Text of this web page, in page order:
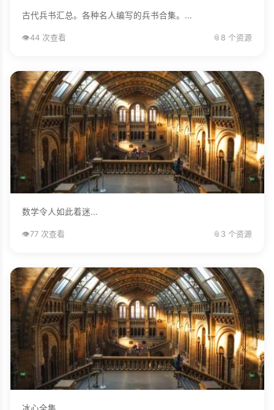
古代兵书汇总。各种名人编写的兵书合集。...
👁️44 次查看 📎 8 个资源
数学令人如此着迷...
👁️77 次查看 📎 3 个资源
冰心全集...